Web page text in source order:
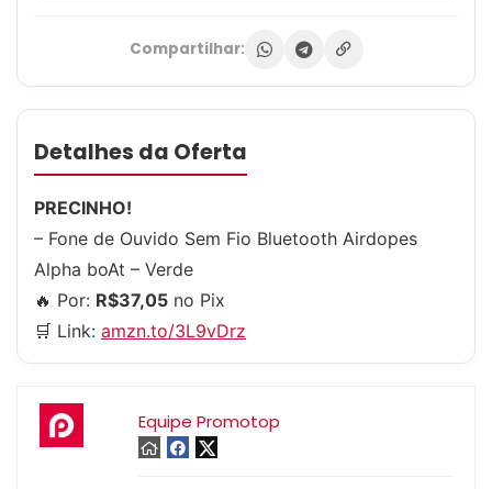
Compartilhar:
Detalhes da Oferta
PRECINHO!
– Fone de Ouvido Sem Fio Bluetooth Airdopes
Alpha boAt – Verde
🔥 Por: R$37,05 no Pix
🛒 Link: amzn.to/3L9vDrz
Equipe Promotop